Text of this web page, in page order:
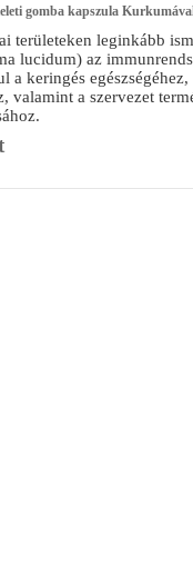
gomba kapszula
területeken leginkább
lucidum) az
a keringés
valamint a szervezet